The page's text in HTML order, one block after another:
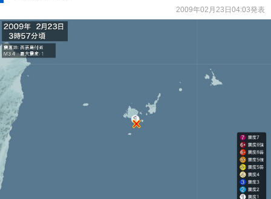
2009年02月23日04:03発表